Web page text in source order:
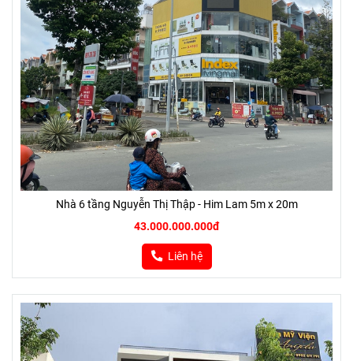
Nhà 6 tầng Nguyễn Thị Thập - Him Lam 5m x 20m
43.000.000.000đ
Liên hệ